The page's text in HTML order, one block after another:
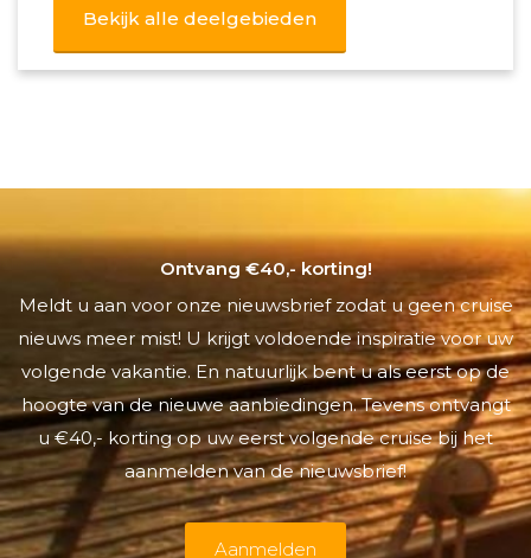
Bekijk alle deelgebieden
Ontvang €40,- korting!
Meldt u aan voor onze nieuwsbrief zodat u geen cruise
nieuws meer mist! U krijgt voldoende inspiratie voor uw
volgende vakantie. En natuurlijk bent u als eerst op de
hoogte van de nieuwe aanbiedingen. Tevens ontvangt
u €40,- korting op uw eerst volgende cruise bij het
aanmelden van de nieuwsbrief!
Aanmelden